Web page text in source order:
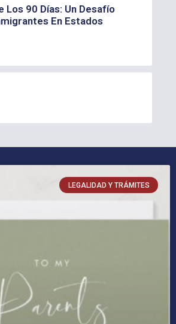
Los 90 Días: Un Desafío
En Estados
LEGALIDAD Y TRÁMITES